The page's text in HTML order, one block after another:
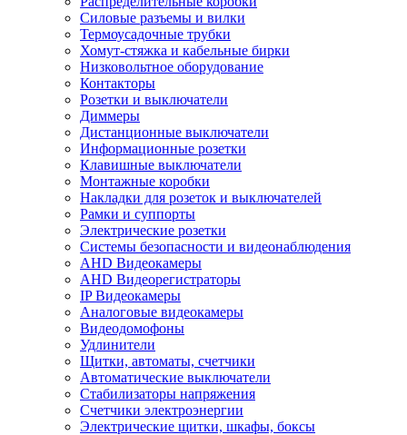
Силовые разъемы и вилки
Термоусадочные трубки
Хомут-стяжка и кабельные бирки
Низковольтное оборудование
Контакторы
Розетки и выключатели
Диммеры
Дистанционные выключатели
Информационные розетки
Клавишные выключатели
Монтажные коробки
Накладки для розеток и выключателей
Рамки и суппорты
Электрические розетки
Системы безопасности и видеонаблюдения
AHD Видеокамеры
AHD Видеорегистраторы
IP Видеокамеры
Аналоговые видеокамеры
Видеодомофоны
Удлинители
Щитки, автоматы, счетчики
Автоматические выключатели
Стабилизаторы напряжения
Счетчики электроэнергии
Электрические щитки, шкафы, боксы